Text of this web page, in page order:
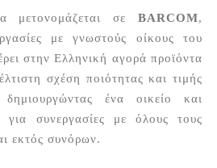
μετονομάζεται σεBARCOM,
με γνωστούς οίκους του
στην Ελληνική αγορά προϊόντα
σχέση ποιότητας και τιμής
ένα οικείο και
συνεργασίες με όλους τους
εκτός συνόρων.